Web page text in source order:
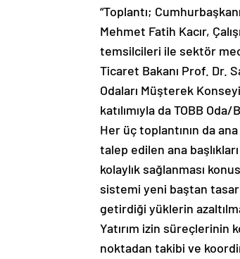
“Toplantı;
Mehmet Fatih Kacır,
temsilcileri ile sektör
Ticaret Bakanı Prof. Dr.
Odaları Müşterek
katılımıyla da TOBB
Her üç toplantının da
talep edilen ana
kolaylık sağlanması
sistemi yeni baştan
getirdiği yüklerin
Yatırım izin süreçlerinin
noktadan takibi ve